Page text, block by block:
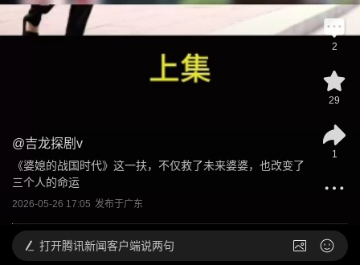
@吉龙探剧v
《婆媳的战国时代》这一扶，不仅救了未来婆婆，也改变了
三个人的命运
2026-05-26 17:05 发布于广东
2
29
1
打开腾讯新闻客户端说两句